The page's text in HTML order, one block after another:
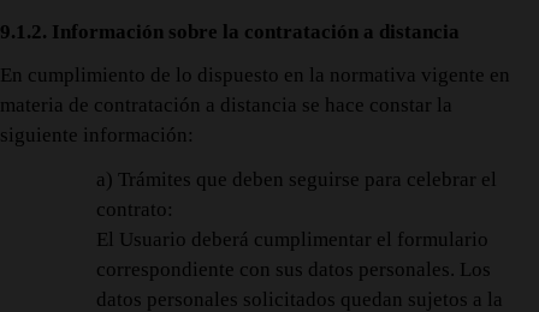
9.1.2. Información sobre la contratación a distancia
En cumplimiento de lo dispuesto en la normativa vigente en
materia de contratación a distancia se hace constar la
siguiente información:
a) Trámites que deben seguirse para celebrar el
contrato:
El Usuario deberá cumplimentar el formulario
correspondiente con sus datos personales. Los
datos personales solicitados quedan sujetos a la